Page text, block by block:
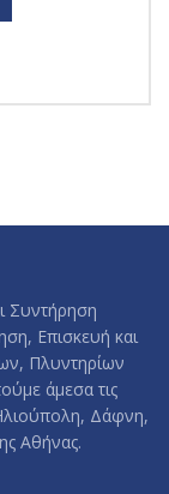
Συντήρηση
Επισκευή και
Πλυντηρίων
άμεσα τις
Δάφνη,
Αθήνας.